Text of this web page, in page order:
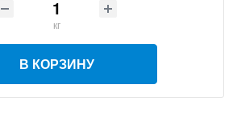
кг
В КОРЗИНУ